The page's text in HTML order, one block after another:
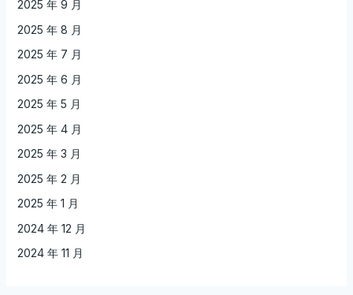
2025 年 9 月
2025 年 8 月
2025 年 7 月
2025 年 6 月
2025 年 5 月
2025 年 4 月
2025 年 3 月
2025 年 2 月
2025 年 1 月
2024 年 12 月
2024 年 11 月